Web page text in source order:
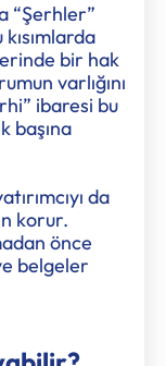
“Şerhler”
bir hak
varlığını
ibaresi bu
başına
da
korur.
önce
belgeler